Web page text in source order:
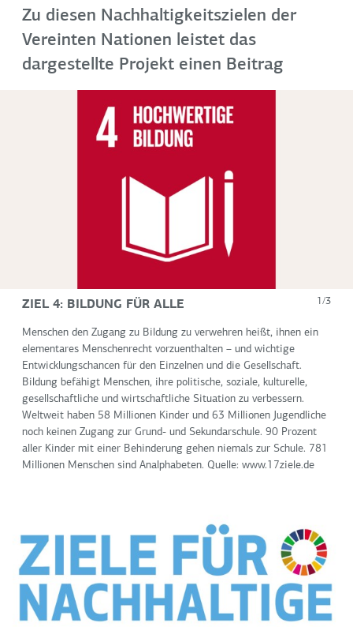
Zu diesen Nachhaltigkeitszielen der
Vereinten Nationen leistet das
dargestellte Projekt einen Beitrag
ZIEL 4: BILDUNG FÜR ALLE 1/3
Menschen den Zugang zu Bildung zu verwehren heißt, ihnen ein
elementares Menschenrecht vorzuenthalten – und wichtige
Entwicklungschancen für den Einzelnen und die Gesellschaft.
Bildung befähigt Menschen, ihre politische, soziale, kulturelle,
gesellschaftliche und wirtschaftliche Situation zu verbessern.
Weltweit haben 58 Millionen Kinder und 63 Millionen Jugendliche
noch keinen Zugang zur Grund- und Sekundarschule. 90 Prozent
aller Kinder mit einer Behinderung gehen niemals zur Schule. 781
Millionen Menschen sind Analphabeten. Quelle: www.17ziele.de